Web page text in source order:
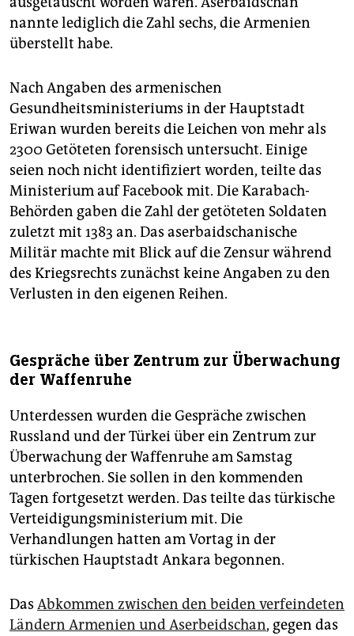
nannte lediglich die Zahl sechs, die Armenien
überstellt habe.
Nach Angaben des armenischen
Gesundheitsministeriums in der Hauptstadt
Eriwan wurden bereits die Leichen von mehr als
2300 Getöteten forensisch untersucht. Einige
seien noch nicht identifiziert worden, teilte das
Ministerium auf Facebook mit. Die Karabach-
Behörden gaben die Zahl der getöteten Soldaten
zuletzt mit 1383 an. Das aserbaidschanische
Militär machte mit Blick auf die Zensur während
des Kriegsrechts zunächst keine Angaben zu den
Verlusten in den eigenen Reihen.
Gespräche über Zentrum zur Überwachung
der Waffenruhe
Unterdessen wurden die Gespräche zwischen
Russland und der Türkei über ein Zentrum zur
Überwachung der Waffenruhe am Samstag
unterbrochen. Sie sollen in den kommenden
Tagen fortgesetzt werden. Das teilte das türkische
Verteidigungsministerium mit. Die
Verhandlungen hatten am Vortag in der
türkischen Hauptstadt Ankara begonnen.
Das Abkommen zwischen den beiden verfeindeten
Ländern Armenien und Aserbeidschan, gegen das